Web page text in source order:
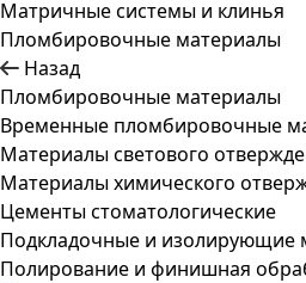
Матричные системы и клинья
Пломбировочные материалы
Назад
Пломбировочные материалы
Временные пломбировочные
Материалы светового
Материалы химического
Цементы стоматологические
Подкладочные и изолирующие
Полирование и финишная